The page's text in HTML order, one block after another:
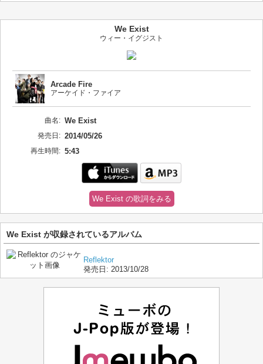
We Exist
ウィー・イグジスト
Arcade Fire
アーケイド・ファイア
曲名: We Exist
発売日: 2014/05/26
再生時間: 5:43
We Exist の歌詞をみる
We Exist が収録されているアルバム
Reflektor
発売日: 2013/10/28